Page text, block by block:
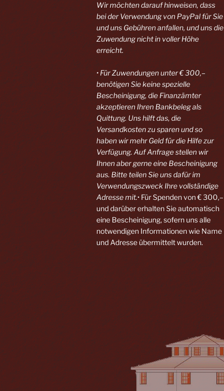
Wir möchten darauf hinweisen, dass
bei der Verwendung von PayPalfür Sie
und uns Gebühren anfallen, und uns die
Zuwendung nicht in voller Höhe
erreicht.
• Für Zuwendungen unter € 300,–
benötigen Sie keine spezielle
Bescheinigung, die Finanzämter
akzeptieren Ihren Bankbeleg als
Quittung. Uns hilft das, die
Versandkosten zu sparen und so
haben wir mehr Geld für die Hilfe zur
Verfügung. Auf Anfrage stellen wir
Ihnen aber gerne eine Bescheinigung
aus. Bitte teilen Sie uns dafür im
Verwendungszweck Ihre vollständige
Adresse mit.• Für Spenden von € 300,–
und darüber erhalten Sie automatisch
eine Bescheinigung, sofern uns alle
notwendigen Informationen wie Name
und Adresse übermittelt wurden.